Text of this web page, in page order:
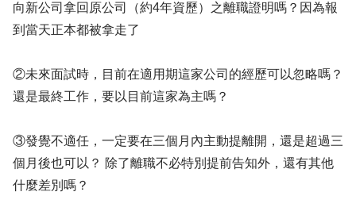
向新公司拿回原公司（約4年資歷）之離職證明嗎？因為報
到當天正本都被拿走了
②未來面試時，目前在適用期這家公司的經歷可以忽略嗎？
還是最終工作，要以目前這家為主嗎？
③發覺不適任，一定要在三個月內主動提離開，還是超過三
個月後也可以？ 除了離職不必特別提前告知外，還有其他
什麼差別嗎？